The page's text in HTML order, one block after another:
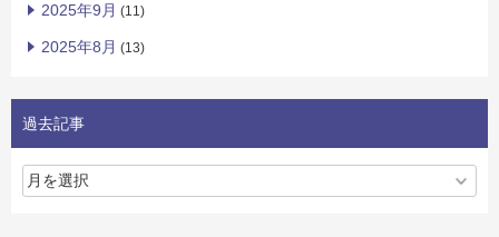
2025年9月 (11)
2025年8月 (13)
過去記事